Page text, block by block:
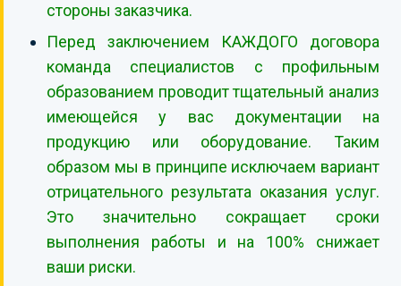
стороны заказчика.
Перед заключением КАЖДОГО договора
команда специалистов с профильным
образованием проводит тщательный анализ
имеющейся у вас документации на
продукцию или оборудование. Таким
образом мы в принципе исключаем вариант
отрицательного результата оказания услуг.
Это значительно сокращает сроки
выполнения работы и на 100% снижает
ваши риски.